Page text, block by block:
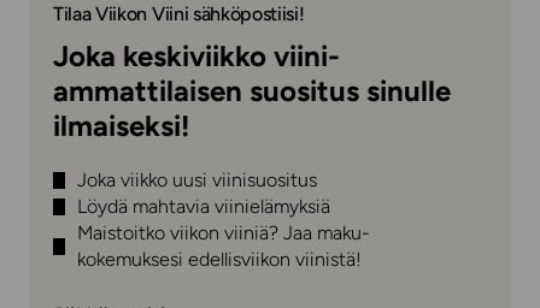
Tilaa Viikon Viini sähköpostiisi!
Joka keskiviikko viini-
ammattilaisen suositus sinulle
ilmaiseksi!
Joka viikko uusi viinisuositus
Löydä mahtavia viinielämyksiä
Maistoitko viikon viiniä? Jaa maku-
kokemuksesi edellisviikon viinistä!